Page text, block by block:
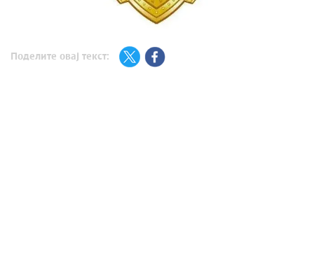
Поделите овај текст: